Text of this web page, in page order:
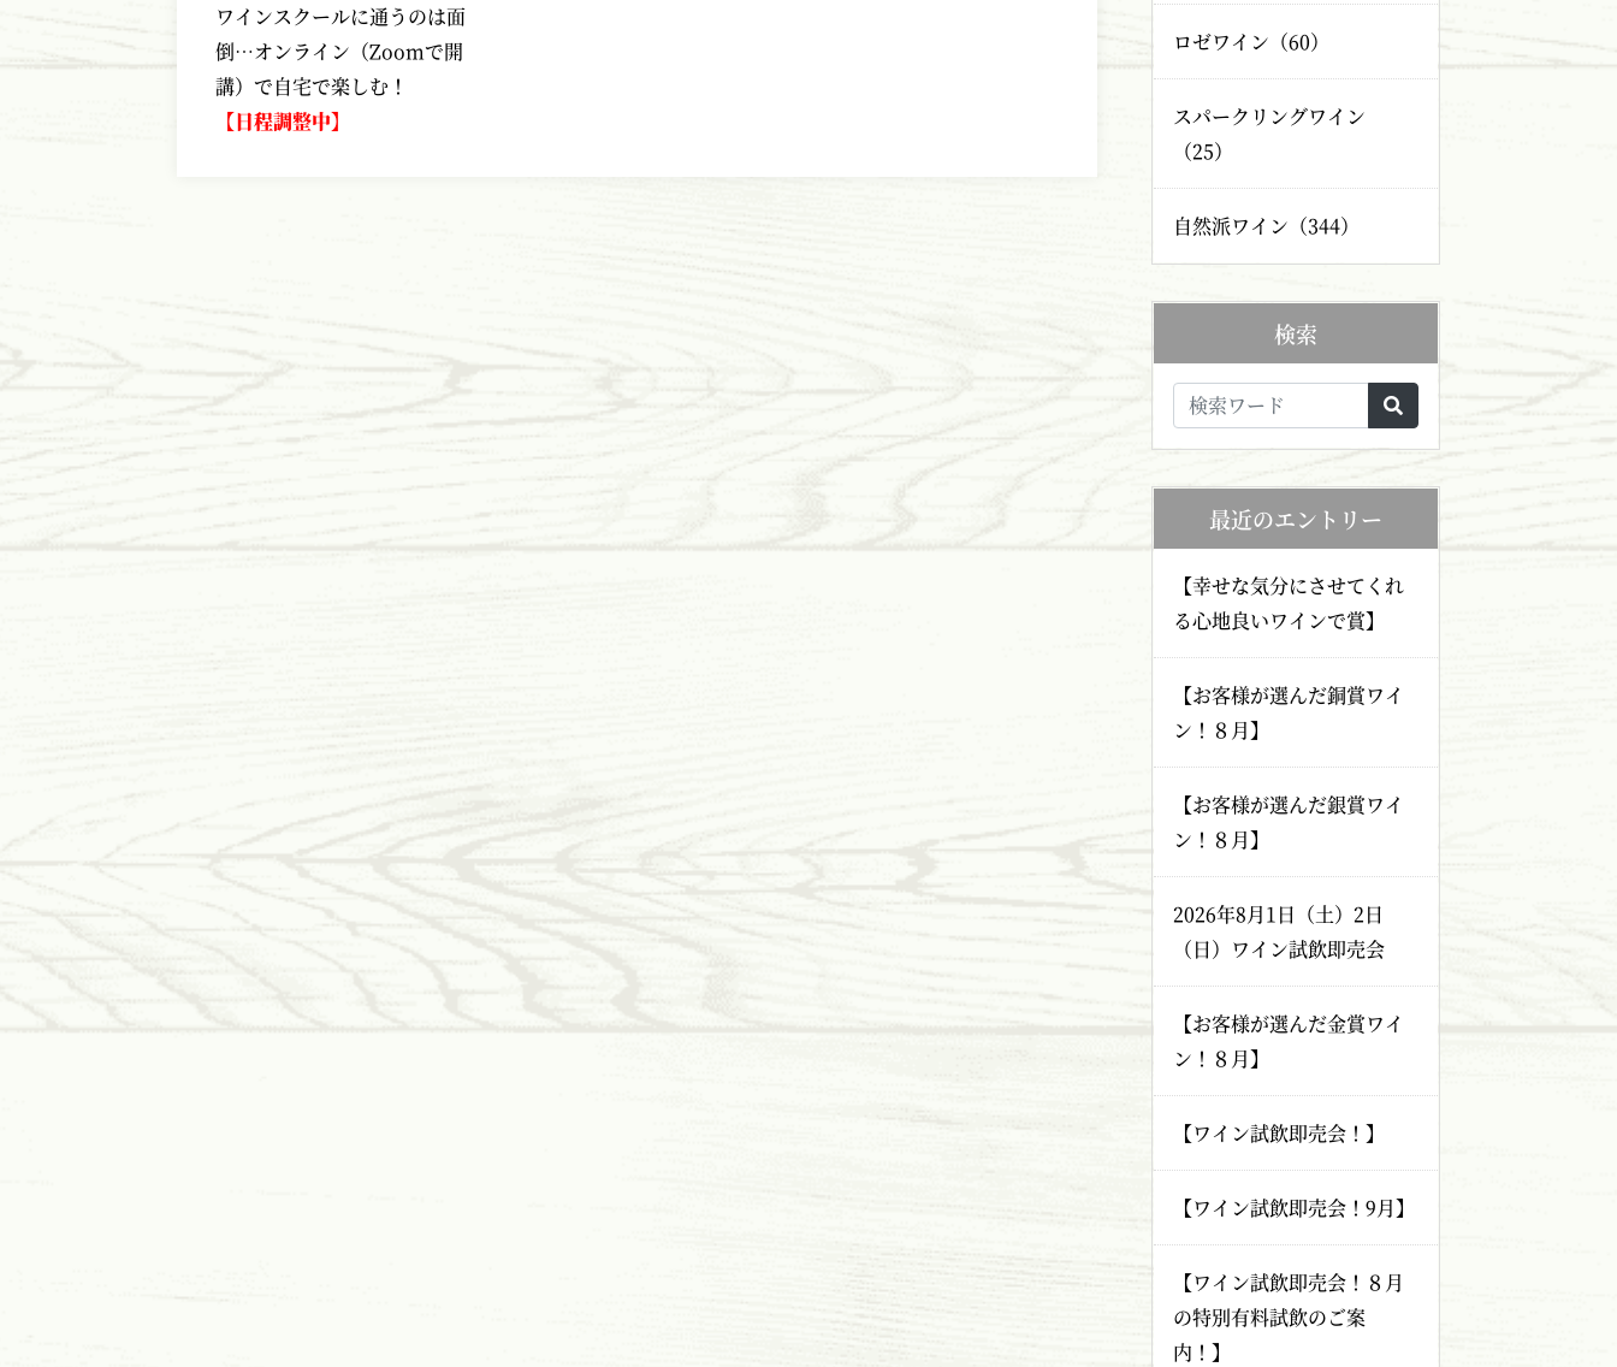
ワインスクールに通うのは面
倒…オンライン（Zoomで開
講）で自宅で楽しむ！
【日程調整中】
ロゼワイン（60）
スパークリングワイン
（25）
自然派ワイン（344）
検索
最近のエントリー
【幸せな気分にさせてくれ
る心地良いワインで賞】
【お客様が選んだ銅賞ワイ
ン！８月】
【お客様が選んだ銀賞ワイ
ン！８月】
2026年8月1日（土）2日
（日）ワイン試飲即売会
【お客様が選んだ金賞ワイ
ン！８月】
【ワイン試飲即売会！】
【ワイン試飲即売会！9月】
【ワイン試飲即売会！８月
の特別有料試飲のご案
内！】